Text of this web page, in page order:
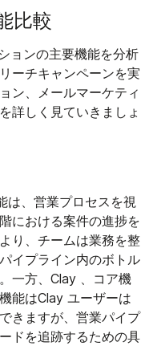
比較
ョンの主要機能を分析
ーチキャンペーンを実
ン、メールマーケティ
詳しく見ていきましょ
は、営業プロセスを視
における案件の進捗を
り、チームは業務を整
イプライン内のボトル
一方、Clay 、コア機
能はClay ユーザーは
きますが、営業パイプ
ドを追跡するための具